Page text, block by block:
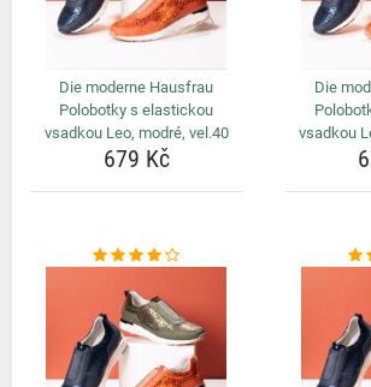
Die moderne Hausfrau
Polobotky s elastickou
vsadkou Leo, modré, vel.40
679 Kč
Die
vsadkou